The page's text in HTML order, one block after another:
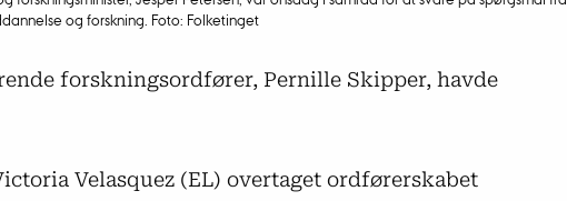
og forskning. Foto: Folketinget
forskningsordfører, Pernille Skipper, havde
Velasquez (EL) overtaget ordførerskabet